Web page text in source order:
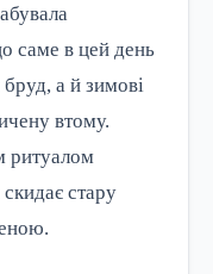
саме в цей день
а й зимові
втому.
ритуалом
стару